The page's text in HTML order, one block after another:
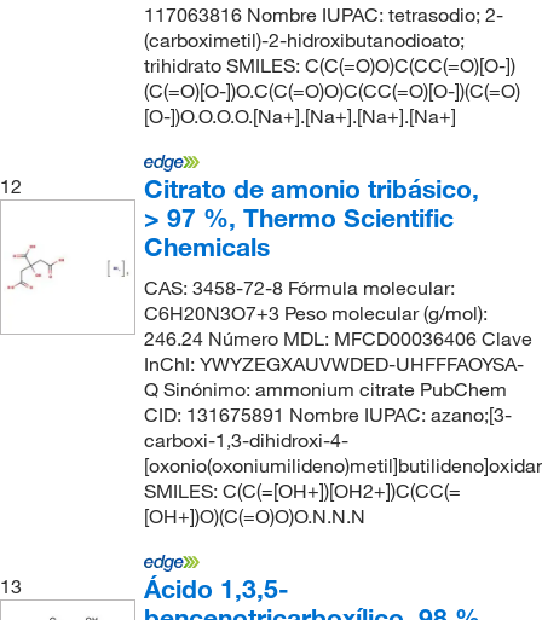
117063816 Nombre IUPAC: tetrasodio; 2-
(carboximetil)-2-hidroxibutanodioato;
trihidrato SMILES: C(C(=O)O)C(CC(=O)[O-])
(C(=O)[O-])O.C(C(=O)O)C(CC(=O)[O-])(C(=O)
[O-])O.O.O.O.[Na+].[Na+].[Na+].[Na+]
12
Citrato de amonio tribásico,
> 97 %, Thermo Scientific
Chemicals
CAS: 3458-72-8 Fórmula molecular:
C6H20N3O7+3 Peso molecular (g/mol):
246.24 Número MDL: MFCD00036406 Clave
InChI: YWYZEGXAUVWDED-UHFFFAOYSA-
Q Sinónimo: ammonium citrate PubChem
CID: 131675891 Nombre IUPAC: azano;[3-
carboxi-1,3-dihidroxi-4-
SMILES: C(C(=[OH+])[OH2+])C(CC(=
[OH+])O)(C(=O)O)O.N.N.N
13
Ácido 1,3,5-